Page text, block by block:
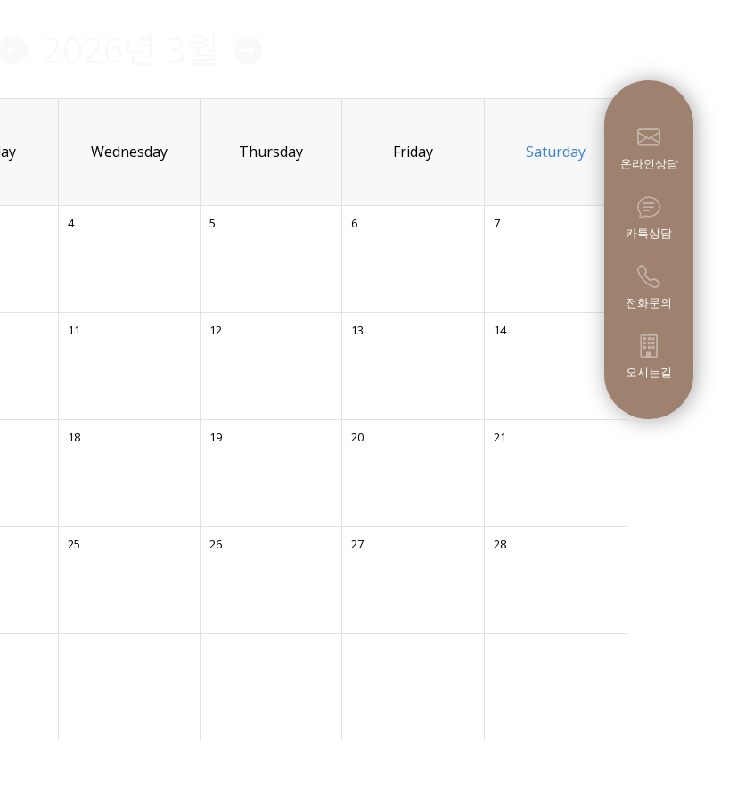
Wednesday Thursday Friday Saturday
4 5 6 7
11 12 13 14
18 19 20 21
25 26 27 28
온라인상담
카톡상담
전화문의
오시는길